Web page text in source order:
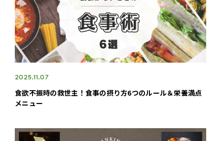
2025.11.07
食欲不振時の救世主！食事の摂り方6つのルール＆栄養満点
メニュー